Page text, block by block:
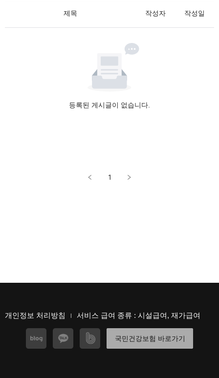
제목 작성자 작성일
등록된 게시글이 없습니다.
1
개인정보 처리방침 | 서비스 급여 종류 : 시설급여, 재가급여
국민건강보험 바로가기